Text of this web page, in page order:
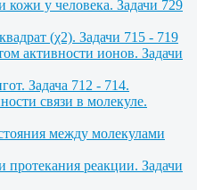
у человека. Задачи 729
(χ2). Задачи 715 - 719
активности ионов. Задачи
Задача 712 - 714.
связи в молекуле.
между молекулами
реакции. Задачи